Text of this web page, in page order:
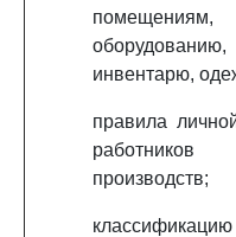
помещениям,
оборудованию,
инвентарю,
правила
работников
производств;